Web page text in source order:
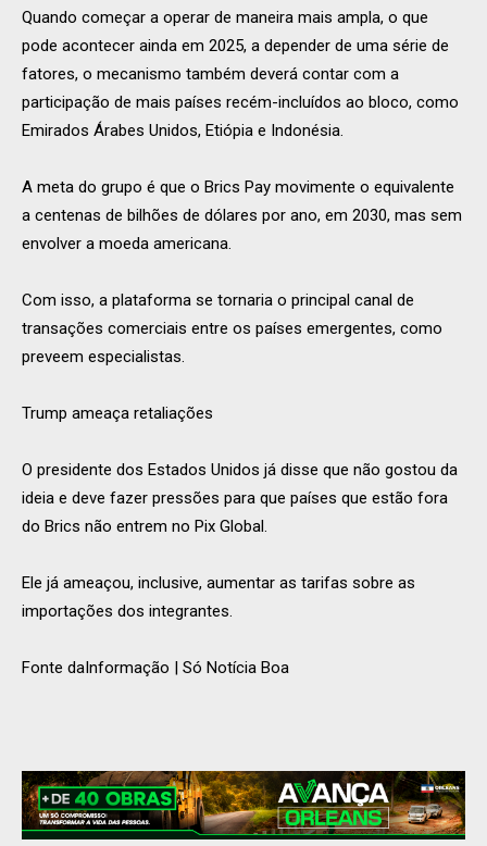
Quando começar a operar de maneira mais ampla, o que
pode acontecer ainda em 2025, a depender de uma série de
fatores, o mecanismo também deverá contar com a
participação de mais países recém-incluídos ao bloco, como
Emirados Árabes Unidos, Etiópia e Indonésia.
A meta do grupo é que o Brics Pay movimente o equivalente
a centenas de bilhões de dólares por ano, em 2030, mas sem
envolver a moeda americana.
Com isso, a plataforma se tornaria o principal canal de
transações comerciais entre os países emergentes, como
preveem especialistas.
Trump ameaça retaliações
O presidente dos Estados Unidos já disse que não gostou da
ideia e deve fazer pressões para que países que estão fora
do Brics não entrem no Pix Global.
Ele já ameaçou, inclusive, aumentar as tarifas sobre as
importações dos integrantes.
Fonte daInformação | Só Notícia Boa